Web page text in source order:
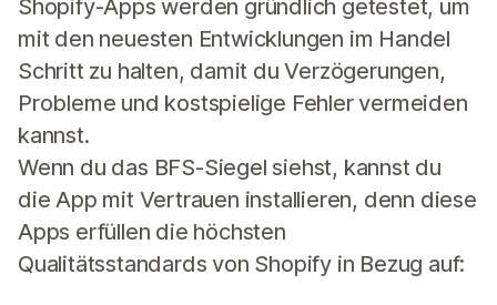
Shopify-Apps werden gründlich getestet, um
mit den neuesten Entwicklungen im Handel
Schritt zu halten, damit du Verzögerungen,
Probleme und kostspielige Fehler vermeiden
kannst.
Wenn du das BFS-Siegel siehst, kannst du
die App mit Vertrauen installieren, denn diese
Apps erfüllen die höchsten
Qualitätsstandards von Shopify in Bezug auf: